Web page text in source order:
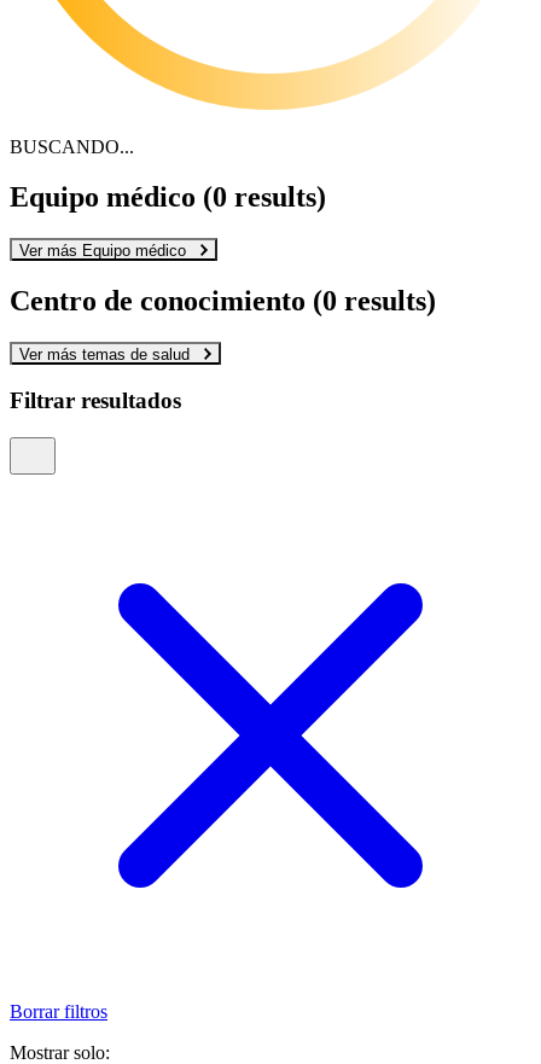
BUSCANDO...
Equipo médico (0 results)
Ver más Equipo médico
Centro de conocimiento (0 results)
Ver más temas de salud
Filtrar resultados
Borrar filtros
Mostrar solo: